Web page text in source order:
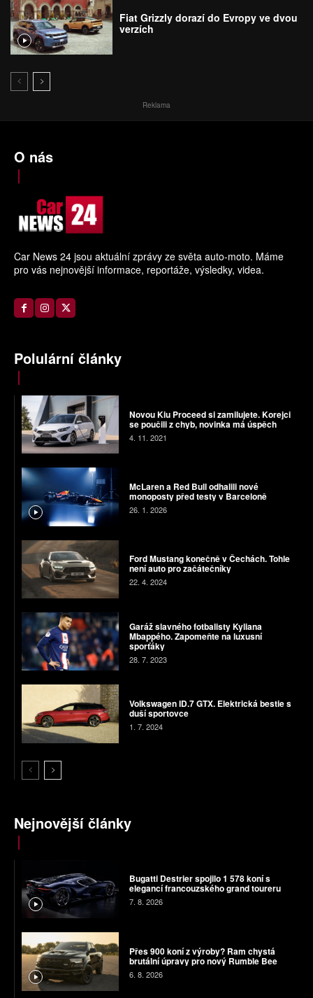
Fiat Grizzly dorazí do Evropy ve dvou
verzích
Reklama
O nás
Car News 24 jsou aktuální zprávy ze světa auto-moto. Máme
pro vás nejnovější informace, reportáže, výsledky, videa.
Polulární články
Novou Kiu Proceed si zamilujete. Korejci
se poučili z chyb, novinka má úspěch
4. 11. 2021
McLaren a Red Bull odhalili nové
monoposty před testy v Barceloně
26. 1. 2026
Ford Mustang konečně v Čechách. Tohle
není auto pro začátečníky
22. 4. 2024
Garáž slavného fotbalisty Kyliana
Mbappého. Zapomeňte na luxusní
sporťáky
28. 7. 2023
Volkswagen ID.7 GTX. Elektrická bestie s
duší sportovce
1. 7. 2024
Nejnovější články
Bugatti Destrier spojilo 1 578 koní s
elegancí francouzského grand toureru
7. 8. 2026
Přes 900 koní z výroby? Ram chystá
brutální úpravy pro nový Rumble Bee
6. 8. 2026